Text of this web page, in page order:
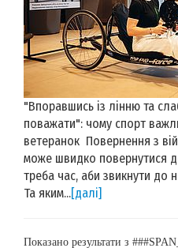
"Впоравшись із лінню та
поважати": чому спорт
ветеранок Повернення з
може швидко повернутися
треба час, аби звикнути до
Та яким...[далі]
Показано результати з